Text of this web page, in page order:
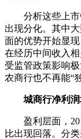
分析这些上市
出现分化。其中
面的优势开始显
在经历中间收入
受监管政策影响
农商行也不再能“
城商行净利
盈利层面，
比出现回落。分